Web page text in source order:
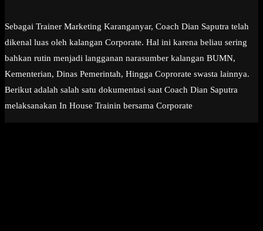
Sebagai Trainer Marketing Karanganyar, Coach Dian Saputra telah
dikenal luas oleh kalangan Corporate. Hal ini karena beliau sering
bahkan rutin menjadi langganan narasumber kalangan BUMN,
Kementerian, Dinas Pemerintah, Hingga Coprorate swasta lainnya.
Berikut adalah salah satu dokumentasi saat Coach Dian Saputra
melaksanakan In House Trainin bersama Corporate